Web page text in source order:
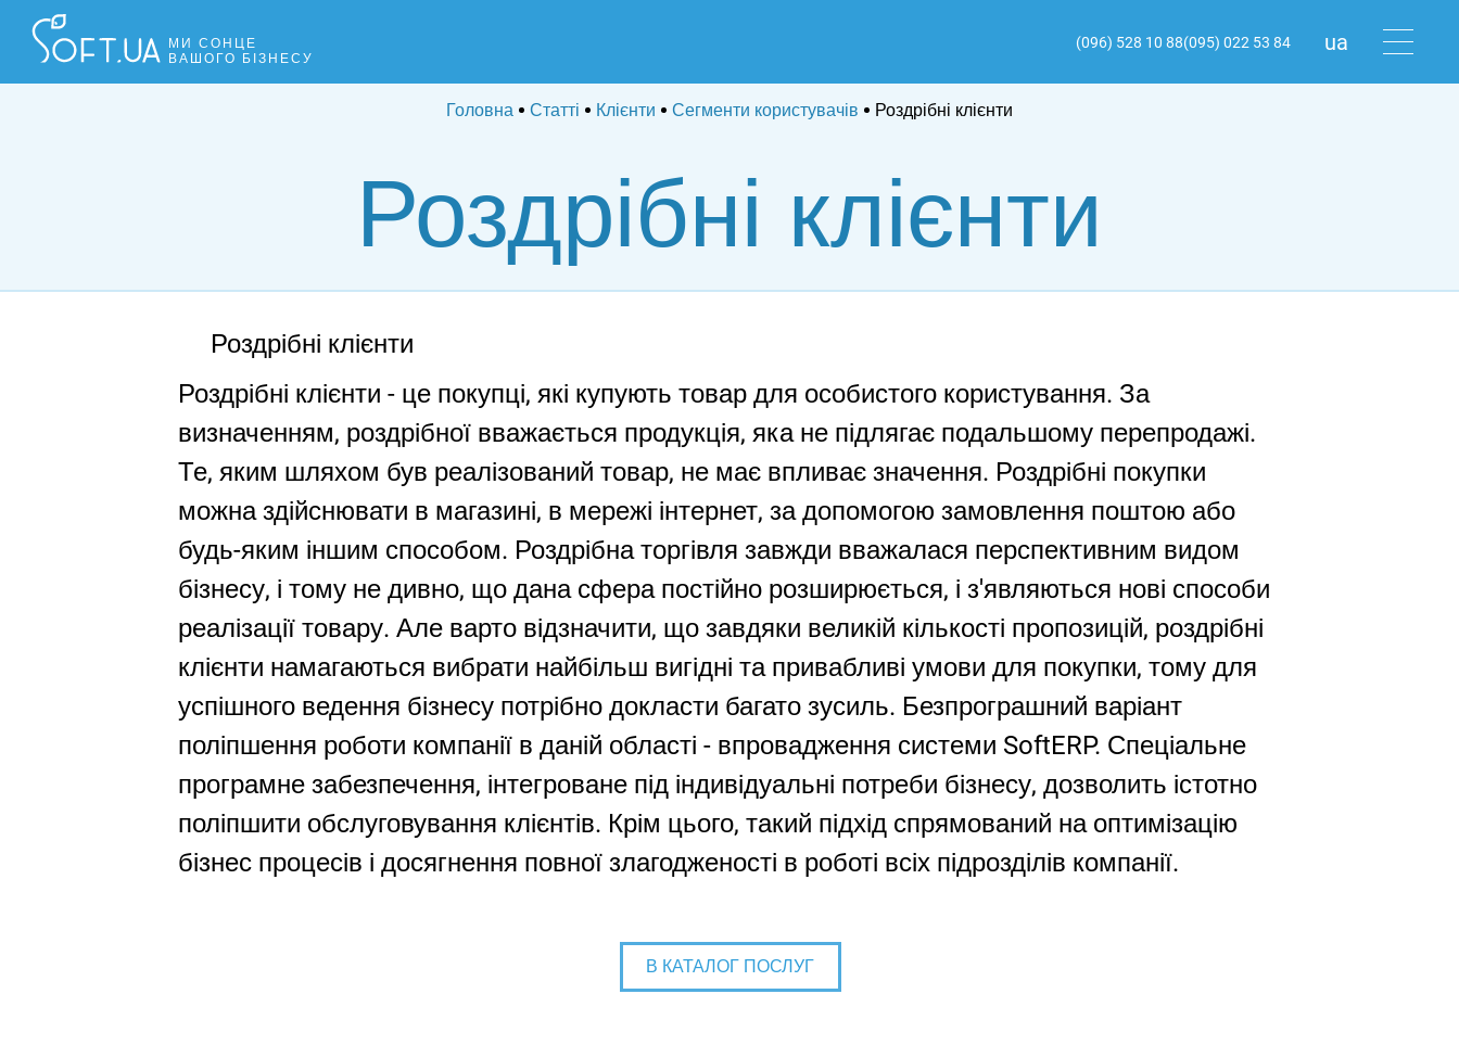
МИ СОНЦЕ
ВАШОГО БІЗНЕСУ
(096) 528 10 88(095) 022 53 84
ua
Головна Статті Клієнти Сегменти користувачів Роздрібні клієнти
Роздрібні клієнти
Роздрібні клієнти
Роздрібні клієнти - це покупці, які купують товар для особистого користування. За
визначенням, роздрібної вважається продукція, яка не підлягає подальшому перепродажі.
Те, яким шляхом був реалізований товар, не має впливає значення. Роздрібні покупки
можна здійснювати в магазині, в мережі інтернет, за допомогою замовлення поштою або
будь-яким іншим способом. Роздрібна торгівля завжди вважалася перспективним видом
бізнесу, і тому не дивно, що дана сфера постійно розширюється, і з'являються нові способи
реалізації товару. Але варто відзначити, що завдяки великій кількості пропозицій, роздрібні
клієнти намагаються вибрати найбільш вигідні та привабливі умови для покупки, тому для
успішного ведення бізнесу потрібно докласти багато зусиль. Безпрограшний варіант
поліпшення роботи компанії в даній області - впровадження системи SoftERP. Спеціальне
програмне забезпечення, інтегроване під індивідуальні потреби бізнесу, дозволить істотно
поліпшити обслуговування клієнтів. Крім цього, такий підхід спрямований на оптимізацію
бізнес процесів і досягнення повної злагодженості в роботі всіх підрозділів компанії.
В КАТАЛОГ ПОСЛУГ